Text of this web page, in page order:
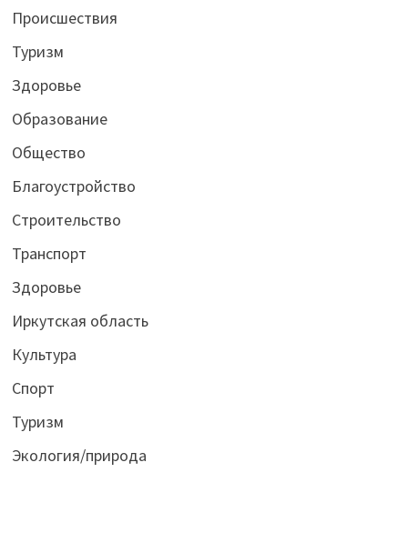
Происшествия
Туризм
Здоровье
Образование
Общество
Благоустройство
Строительство
Транспорт
Здоровье
Иркутская область
Культура
Спорт
Туризм
Экология/природа